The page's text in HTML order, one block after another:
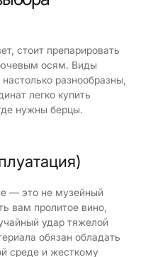
стоит препарировать
осям. Виды
разнообразны,
легко купить
нужны берцы.
— это не музейный
вам пролитое вино,
удар тяжелой
обязан обладать
среде и жесткому